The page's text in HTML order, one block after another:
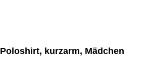
Poloshirt, kurzarm, Mädchen